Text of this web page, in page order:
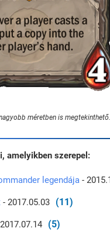
méretben is megtekinthető.
amelyikben szerepel:
legendája -
- 2017.05.03 (11)
(5)